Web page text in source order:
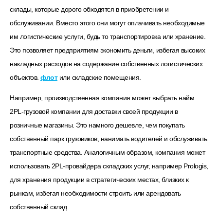
склады, которые дорого обходятся в приобретении и
обслуживании. Вместо этого они могут оплачивать необходимые
им логистические услуги, будь то транспортировка или хранение.
Это позволяет предприятиям экономить деньги, избегая высоких
накладных расходов на содержание собственных логистических
объектов. флотили складские помещения.
Например, производственная компания может выбрать найм
2PL-грузовой компании для доставки своей продукции в
розничные магазины. Это намного дешевле, чем покупать
собственный парк грузовиков, нанимать водителей и обслуживать
транспортные средства. Аналогичным образом, компания может
использовать 2PL-провайдера складских услуг, например Prologis,
для хранения продукции в стратегических местах, близких к
рынкам, избегая необходимости строить или арендовать
собственный склад.